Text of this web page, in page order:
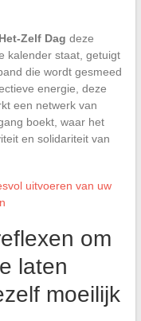
Zelf Dag deze
kalender staat, getuigt
die wordt gesmeed
energie, deze
een netwerk van
boekt, waar het
en solidariteit van
uitvoeren van uw
om
laten
moeilijk